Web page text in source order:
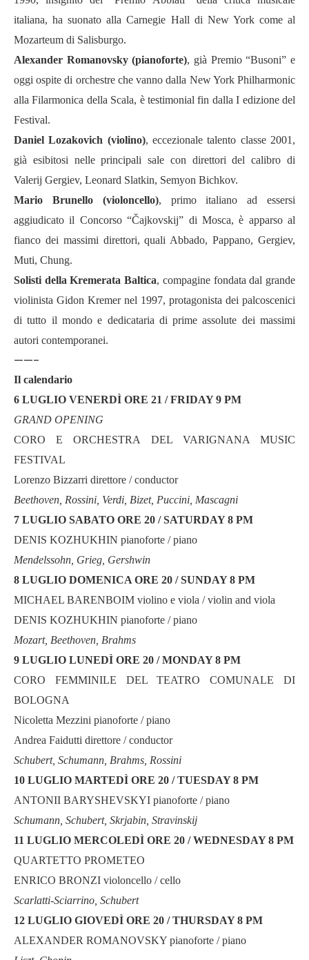
italiana, ha suonato alla Carnegie Hall di New York come al
Mozarteum di Salisburgo.
Alexander Romanovsky (pianoforte), già Premio “Busoni” e
oggi ospite di orchestre che vanno dalla New York Philharmonic
alla Filarmonica della Scala, è testimonial fin dalla I edizione del
Festival.
Daniel Lozakovich (violino), eccezionale talento classe 2001,
già esibitosi nelle principali sale con direttori del calibro di
Valerij Gergiev, Leonard Slatkin, Semyon Bichkov.
Mario Brunello (violoncello), primo italiano ad essersi
aggiudicato il Concorso “Čajkovskij” di Mosca, è apparso al
fianco dei massimi direttori, quali Abbado, Pappano, Gergiev,
Muti, Chung.
Solisti della Kremerata Baltica, compagine fondata dal grande
violinista Gidon Kremer nel 1997, protagonista dei palcoscenici
di tutto il mondo e dedicataria di prime assolute dei massimi
autori contemporanei.
——-
Il calendario
6 LUGLIO VENERDÌ ORE 21 / FRIDAY 9 PM
GRAND OPENING
CORO E ORCHESTRA DEL VARIGNANA MUSIC
FESTIVAL
Lorenzo Bizzarri direttore / conductor
Beethoven, Rossini, Verdi, Bizet, Puccini, Mascagni
7 LUGLIO SABATO ORE 20 / SATURDAY 8 PM
DENIS KOZHUKHIN pianoforte / piano
Mendelssohn, Grieg, Gershwin
8 LUGLIO DOMENICA ORE 20 / SUNDAY 8 PM
MICHAEL BARENBOIM violino e viola / violin and viola
DENIS KOZHUKHIN pianoforte / piano
Mozart, Beethoven, Brahms
9 LUGLIO LUNEDÌ ORE 20 / MONDAY 8 PM
CORO FEMMINILE DEL TEATRO COMUNALE DI
BOLOGNA
Nicoletta Mezzini pianoforte / piano
Andrea Faidutti direttore / conductor
Schubert, Schumann, Brahms, Rossini
10 LUGLIO MARTEDÌ ORE 20 / TUESDAY 8 PM
ANTONII BARYSHEVSKYI pianoforte / piano
Schumann, Schubert, Skrjabin, Stravinskij
11 LUGLIO MERCOLEDÌ ORE 20 / WEDNESDAY 8 PM
QUARTETTO PROMETEO
ENRICO BRONZI violoncello / cello
Scarlatti-Sciarrino, Schubert
12 LUGLIO GIOVEDÌ ORE 20 / THURSDAY 8 PM
ALEXANDER ROMANOVSKY pianoforte / piano